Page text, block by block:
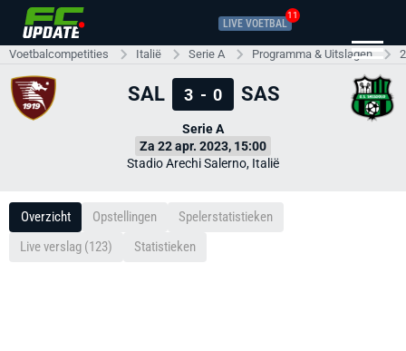
LIVE VOETBAL
11
Voetbalcompetities Italië Serie A Programma & Uitslagen
SAL 3 - 0 SAS
Serie A
Za 22 apr. 2023, 15:00
Stadio Arechi Salerno, Italië
Overzicht Opstellingen
Spelerstatistieken
Live verslag (123)
Statistieken